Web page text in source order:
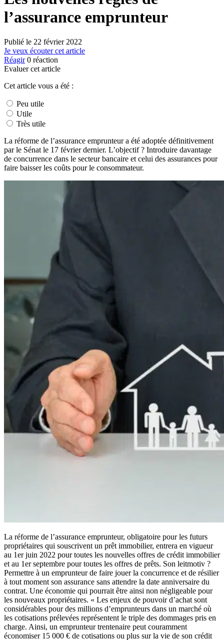
l’assurance emprunteur
Publié le 22 février 2022
Je veux écouter cet article
Réagir 0 réaction
Evaluer cet article
Cet article vous a été :
Peu utile
Utile
Très utile
La réforme de l’assurance emprunteur a été adoptée définitivement
par le Sénat le 17 février dernier. L’objectif ? Introduire davantage
de concurrence dans le secteur bancaire et celui des assurances pour
faire baisser les coûts pour le consommateur.
La réforme de l’assurance emprunteur, obligatoire pour les futurs
propriétaires qui souscrivent un prêt immobilier, entrera en vigueur
au 1er juin 2022 pour toutes les nouvelles offres de crédit immobilier
et au 1er septembre pour toutes les offres de prêts. Son leitmotiv ?
Permettre à un emprunteur de faire jouer la concurrence et de résilier
à tout moment son assurance sans attendre la date anniversaire du
contrat. Une économie qui pourrait être ainsi non négligeable pour
les nouveaux propriétaires. « Les enjeux de pouvoir d’achat sont
considérables pour des millions d’emprunteurs dans un marché où
les cotisations prélevées représentent le triple des dommages pris en
charge. Ainsi, un emprunteur trentenaire peut couramment
économiser 15 000 € de cotisations ou plus sur la vie de son crédit